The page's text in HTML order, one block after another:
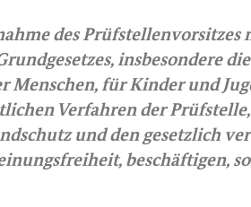
des Prüfstellenvorsitzes
insbesondere
Menschen, für Kinder und
Verfahren der
und den gesetzlich
beschäftigen,